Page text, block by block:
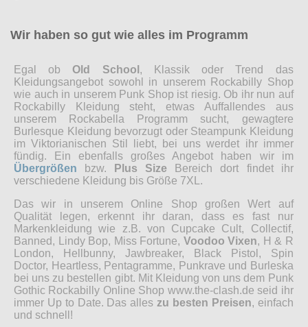
Wir haben so gut wie alles im Programm
Egal ob Old School , Klassik oder Trend das
Kleidungsangebot sowohl in unserem Rockabilly Shop
wie auch in unserem Punk Shop ist riesig. Ob ihr nun auf
Rockabilly Kleidung steht, etwas Auffallendes aus
unserem Rockabella Programm sucht, gewagtere
Burlesque Kleidung bevorzugt oder Steampunk Kleidung
im Viktorianischen Stil liebt, bei uns werdet ihr immer
fündig. Ein ebenfalls großes Angebot haben wir im
Übergrößen bzw. Plus Size Bereich dort findet ihr
verschiedene Kleidung bis Größe 7XL.
Das wir in unserem Online Shop großen Wert auf
Qualität legen, erkennt ihr daran, dass es fast nur
Markenkleidung wie z.B. von Cupcake Cult, Collectif,
Banned, Lindy Bop, Miss Fortune, Voodoo Vixen, H & R
London, Hellbunny, Jawbreaker, Black Pistol, Spin
Doctor, Heartless, Pentagramme, Punkrave und Burleska
bei uns zu bestellen gibt. Mit Kleidung von uns dem Punk
Gothic Rockabilly Online Shop www.the-clash.de seid ihr
immer Up to Date. Das alles zu besten Preisen, einfach
und schnell!